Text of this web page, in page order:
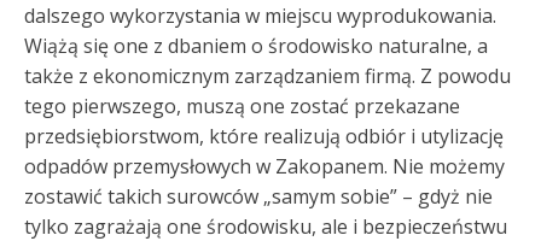
dalszego wykorzystania w miejscu wyprodukowania.
Wiążą się one z dbaniem o środowisko naturalne, a
także z ekonomicznym zarządzaniem firmą. Z powodu
tego pierwszego, muszą one zostać przekazane
przedsiębiorstwom, które realizują odbiór i utylizację
odpadów przemysłowych w Zakopanem. Nie możemy
zostawić takich surowców „samym sobie” – gdyż nie
tylko zagrażają one środowisku, ale i bezpieczeństwu